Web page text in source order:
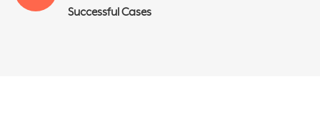
Successful Cases